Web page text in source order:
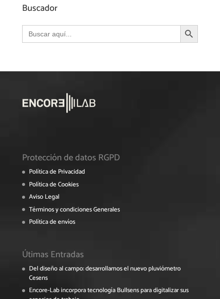
Buscador
Buscar: Botón de búsqueda
Protección de datos RGPD
Política de Privacidad
Política de Cookies
Aviso Legal
Términos y condiciones Generales
Política de envíos
Útimas Entradas
Del diseño al campo: desarrollamos el nuevo pluviómetro
Cesens
Encore-Lab incorpora tecnología Bullsens para digitalizar sus